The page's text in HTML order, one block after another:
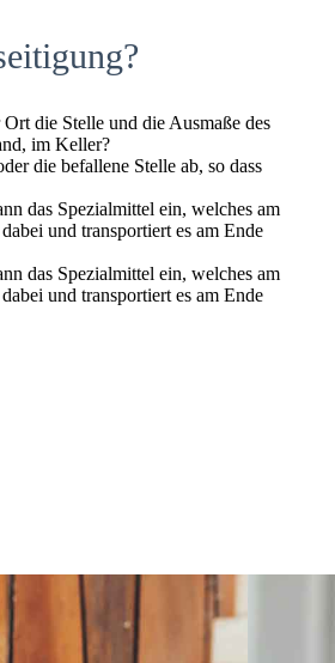
die Stelle und die Ausmaße des
im Keller?
die befallene Stelle ab, so dass
das Spezialmittel ein, welches am
und transportiert es am Ende
das Spezialmittel ein, welches am
und transportiert es am Ende